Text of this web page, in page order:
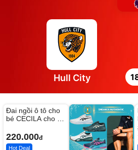
Hull City
Đai ngồi ô tô cho
bé CECILA cho bé
220.000đ
Hot Deal